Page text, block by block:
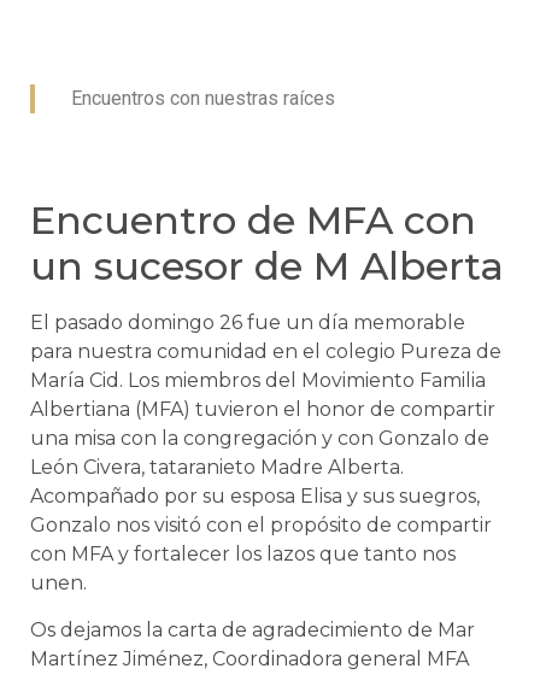
Encuentros con nuestras raíces
Encuentro de MFA con
un sucesor de M Alberta
El pasado domingo 26 fue un día memorable
para nuestra comunidad en el colegio Pureza de
María Cid. Los miembros del Movimiento Familia
Albertiana (MFA) tuvieron el honor de compartir
una misa con la congregación y con Gonzalo de
León Civera, tataranieto Madre Alberta.
Acompañado por su esposa Elisa y sus suegros,
Gonzalo nos visitó con el propósito de compartir
con MFA y fortalecer los lazos que tanto nos
unen.
Os dejamos la carta de agradecimiento de Mar
Martínez Jiménez, Coordinadora general MFA